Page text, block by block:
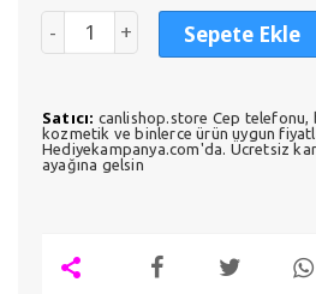
Sepete Ekle
Satıcı: canlishop.store Cep telefonu,
kozmetik ve binlerce ürün uygun
Hediyekampanya.com'da. Ücretsiz
ayağına gelsin